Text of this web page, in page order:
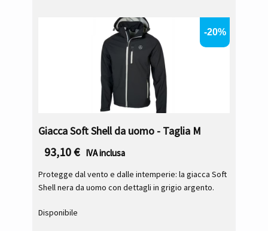
-20%
Giacca Soft Shell da uomo - Taglia M
93,10€ IVA inclusa
Protegge dal vento e dalle intemperie: la giacca Soft
Shell nera da uomo con dettagli in grigio argento.
Disponibile